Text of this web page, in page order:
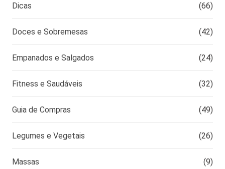
Dicas (66)
Doces e Sobremesas (42)
Empanados e Salgados (24)
Fitness e Saudáveis (32)
Guia de Compras (49)
Legumes e Vegetais (26)
Massas (9)